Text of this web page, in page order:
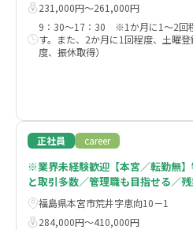
231,000円〜261,000円
9：30～17：30 ※1か月に1～2回
す。また、2か月に1回程度、土曜
度、振休取得）
正社員 career
※業界未経験歓迎【本宮／転勤無
と取引多数／管理職も目指せる／
福島県本宮市荒井字恵向10－1
284,000円〜410,000円